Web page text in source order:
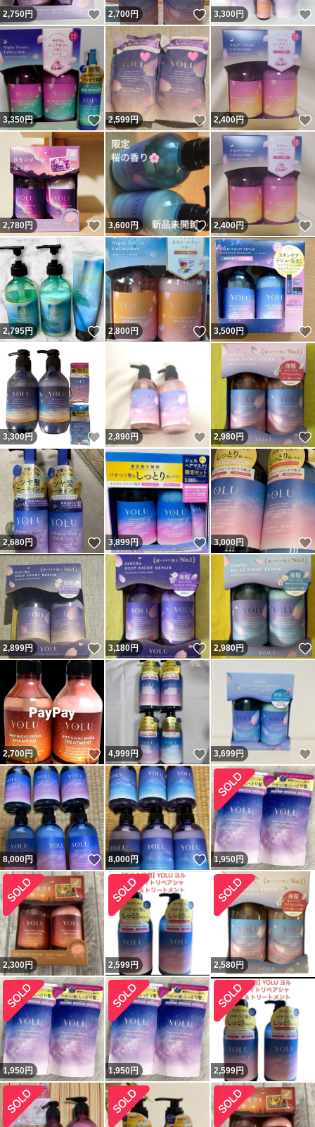
2,750円 いいね！
2,700円 いいね！
3,300円
3,350円 いいね！
2,599円 いいね！
2,400円
2,780円 いいね！
3,600円 いいね！
2,400円
2,795円 いいね！
2,800円 いいね！
3,500円
3,300円 いいね！
2,890円 いいね！
2,980円
2,680円 いいね！
3,899円 いいね！
3,000円
2,899円 いいね！
3,180円 いいね！
2,980円
2,700円 いいね！
4,999円 いいね！
3,699円
8,000円 いいね！
8,000円 いいね！
1,950 円
2,300円 2,599円 2,580円
1,950 円 1,950 円 2,599円